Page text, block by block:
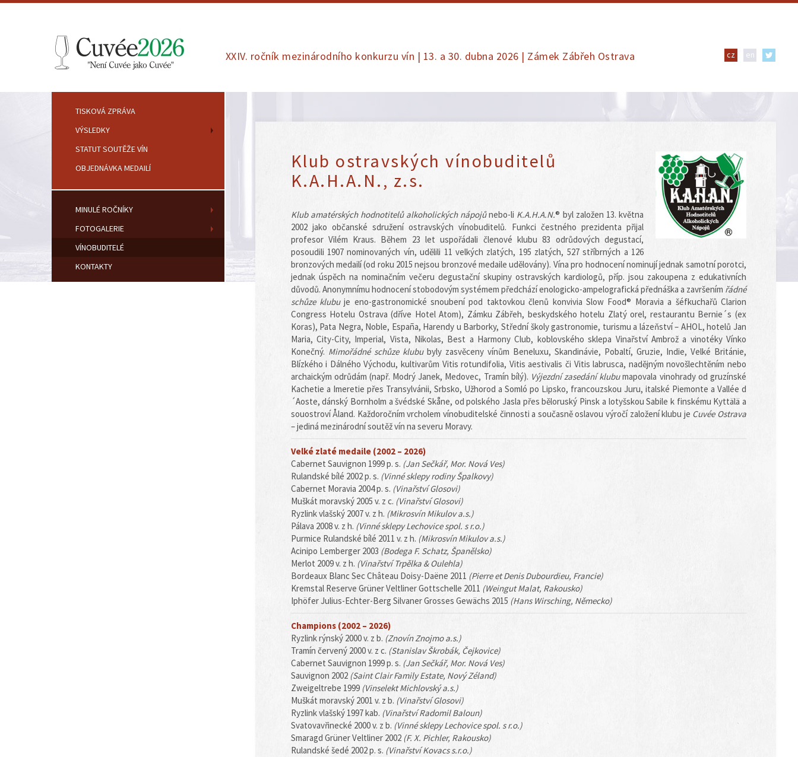
XXIV. ročník mezinárodního konkurzu vín | 13. a 30. dubna 2026 | Zámek Zábřeh Ostrava cz en
TISKOVÁ ZPRÁVA
VÝSLEDKY
STATUT SOUTĚŽE VÍN
OBJEDNÁVKA MEDAILÍ
MINULÉ ROČNÍKY
FOTOGALERIE
VÍNOBUDITELÉ
KONTAKTY
Klub ostravských vínobuditelů
K.A.H.A.N., z.s.
Klub amatérských hodnotitelů alkoholických nápojůnebo-li K.A.H.A.N.® byl založen 13. května
2002 jako občanské sdružení ostravských vínobuditelů. Funkci čestného prezidenta přijal
profesor Vilém Kraus. Během 23 let uspořádali členové klubu 83 odrůdových degustací,
posoudili 1907 nominovaných vín, udělili 11 velkých zlatých, 195 zlatých, 527 stříbrných a 126
bronzových medailí (od roku 2015 nejsou bronzové medaile udělovány). Vína pro hodnocení nominují jednak samotní porotci,
jednak úspěch na nominačním večeru degustační skupiny ostravských kardiologů, příp. jsou zakoupena z edukativních
důvodů. Anonymnímu hodnocení stobodovým systémem předchází enologicko-ampelografická přednáška a završením řádné
schůze klubuje eno-gastronomické snoubení pod taktovkou členů konvivia Slow Food® Moravia a šéfkuchařů Clarion
Congress Hotelu Ostrava (dříve Hotel Atom), Zámku Zábřeh, beskydského hotelu Zlatý orel, restaurantu Bernie´s (ex
Koras), Pata Negra, Noble, España, Harendy u Barborky, Střední školy gastronomie, turismu a lázeňství – AHOL, hotelů Jan
Maria, City-City, Imperial, Vista, Nikolas, Best a Harmony Club, koblovského sklepa Vinařství Ambrož a vinotéky Vínko
Konečný. Mimořádné schůze klububyly zasvěceny vínům Beneluxu, Skandinávie, Pobaltí, Gruzie, Indie, Velké Británie,
Blízkého i Dálného Východu, kultivarům Vitis rotundifolia, Vitis aestivalis či Vitis labrusca, nadějným novošlechtěním nebo
archaickým odrůdám (např. Modrý Janek, Medovec, Tramín bílý). Výjezdní zasedání klubumapovala vinohrady od gruzínské
Kachetie a Imeretie přes Transylvánii, Srbsko, Užhorod a Somló po Lipsko, francouzskou Juru, italské Piemonte a Vallée d
´Aoste, dánský Bornholm a švédské Skåne, od polského Jasla přes běloruský Pinsk a lotyšskou Sabile k finskému Kyttälä a
souostroví Åland. Každoročním vrcholem vínobuditelské činnosti a současně oslavou výročí založení klubu je Cuvée Ostrava
– jediná mezinárodní soutěž vín na severu Moravy.
Velké zlaté medaile (2002 – 2026)
Cabernet Sauvignon 1999 p. s. (Jan Sečkář, Mor. Nová Ves)
Rulandské bílé 2002 p. s. (Vinné sklepy rodiny Špalkovy)
Cabernet Moravia 2004 p. s. (Vinařství Glosovi)
Muškát moravský 2005 v. z c. (Vinařství Glosovi)
Ryzlink vlašský 2007 v. z h. (Mikrosvín Mikulov a.s.)
Pálava 2008 v. z h. (Vinné sklepy Lechovice spol. s r.o.)
Purmice Rulandské bílé 2011 v. z h. (Mikrosvín Mikulov a.s.)
Acinipo Lemberger 2003 (Bodega F. Schatz, Španělsko)
Merlot 2009 v. z h. (Vinařství Trpělka & Oulehla)
Bordeaux Blanc Sec Château Doisy-Daëne 2011 (Pierre et Denis Dubourdieu, Francie)
Kremstal Reserve Grüner Veltliner Gottschelle 2011 (Weingut Malat, Rakousko)
Iphöfer Julius-Echter-Berg Silvaner Grosses Gewächs 2015 (Hans Wirsching, Německo)
Champions (2002 – 2026)
Ryzlink rýnský 2000 v. z b. (Znovín Znojmo a.s.)
Tramín červený 2000 v. z c. (Stanislav Škrobák, Čejkovice)
Cabernet Sauvignon 1999 p. s. (Jan Sečkář, Mor. Nová Ves)
Sauvignon 2002(Saint Clair Family Estate, Nový Zéland)
Zweigeltrebe 1999 (Vinselekt Michlovský a.s.)
Muškát moravský 2001 v. z b. (Vinařství Glosovi)
Ryzlink vlašský 1997 kab. (Vinařství Radomil Baloun)
Svatovavřinecké 2000 v. z b. (Vinné sklepy Lechovice spol. s r.o.)
Smaragd Grüner Veltliner 2002 (F. X. Pichler, Rakousko)
Rulandské šedé 2002 p. s. (Vinařství Kovacs s.r.o.)